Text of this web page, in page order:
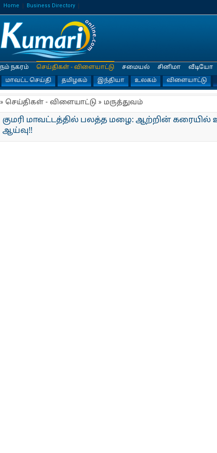
Home Business Directory
நம் நகரம்
செய்திகள் - விளையாட்டு
மாவட்ட செய்தி
தமிழகம் இந்தியா உலகம் விளையாட்டு
சமையல் சினிமா வீடியோ
» செய்திகள் - விளையாட்டு » மருத்துவம்
குமரி மாவட்டத்தில் பலத்த மழை: ஆற்றின் கரையில்
ஆய்வு!!